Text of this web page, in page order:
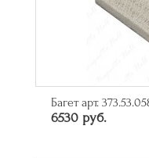
Багет арт.
6530 руб.